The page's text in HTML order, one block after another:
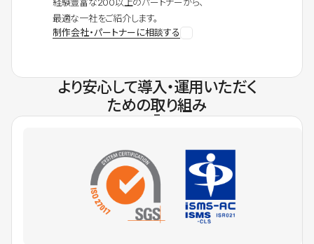
最適な一社をご紹介します。
制作会社・パートナーに相談する
より安心して導入・運用いただく
ための取り組み